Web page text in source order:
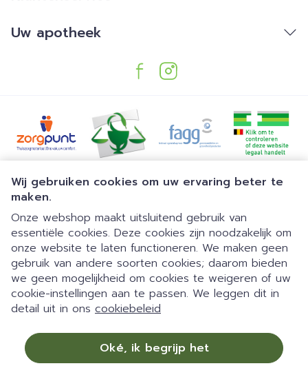
Wij gebruiken cookies om uw ervaring beter te
maken.
Onze webshop maakt uitsluitend gebruik van
essentiële cookies. Deze cookies zijn noodzakelijk om
onze website te laten functioneren. We maken geen
gebruik van andere soorten cookies; daarom bieden
we geen mogelijkheid om cookies te weigeren of uw
cookie-instellingen aan te passen. We leggen dit in
detail uit in ons cookiebeleid
Oké, ik begrijp het
1 van 1
Gemakkelijk parkeren | 24/7
automaat | Doorlopend open
09:00-18:00 van maandag tot
vrijdag
Uw apotheek
Juridische links